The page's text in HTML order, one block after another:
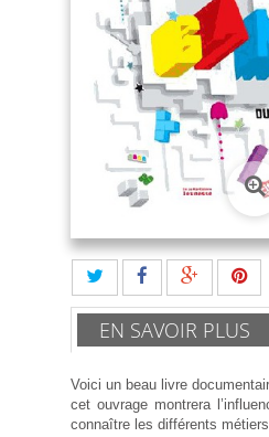
EN SAVOIR PLUS
Voici un beau livre
cet ouvrage montrera
connaître les différents